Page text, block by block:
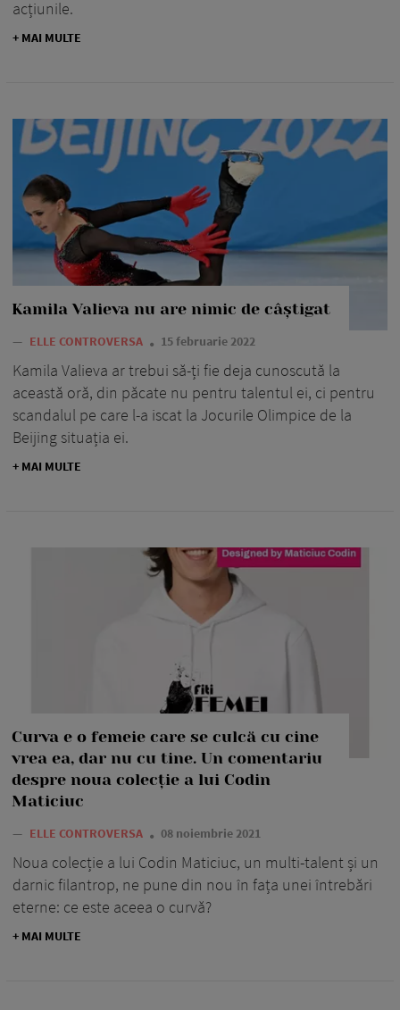
acțiunile.
+ MAI MULTE
Kamila Valieva nu are nimic de câștigat
— ELLE CONTROVERSA 15 februarie 2022
Kamila Valieva ar trebui să-ți fie deja cunoscută la
această oră, din păcate nu pentru talentul ei, ci pentru
scandalul pe care l-a iscat la Jocurile Olimpice de la
Beijing situația ei.
+ MAI MULTE
Curva e o femeie care se culcă cu cine
vrea ea, dar nu cu tine. Un comentariu
despre noua colecție a lui Codin
Maticiuc
— ELLE CONTROVERSA 08 noiembrie 2021
Noua colecție a lui Codin Maticiuc, un multi-talent și un
darnic filantrop, ne pune din nou în fața unei întrebări
eterne: ce este aceea o curvă?
+ MAI MULTE